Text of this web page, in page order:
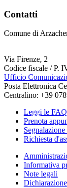
Contatti
Comune di
Via Firenze, 2
Codice fiscale / P.
Ufficio
Posta Elettronica
Centralino: +39
Leggi le FAQ
Prenota
Richiesta
Informativa
Note legali